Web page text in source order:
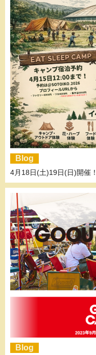
Blog
4月18日(土)19日(日)開催！
Blog